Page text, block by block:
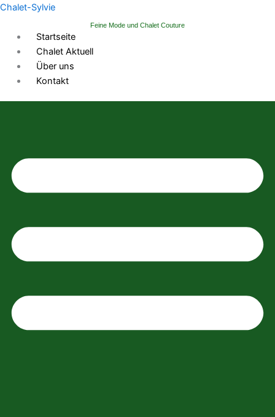
Zum
springen
Chalet-Sylvie
Feine Mode und Chalet Couture
Startseite
Chalet Aktuell
Über uns
Kontakt